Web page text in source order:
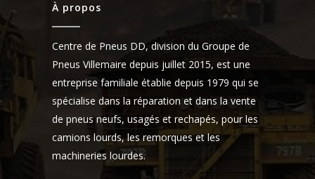
À propos
Centre de Pneus DD, division du Groupe de
Pneus Villemaire depuis juillet 2015, est une
entreprise familiale établie depuis 1979 qui se
spécialise dans la réparation et dans la vente
de pneus neufs, usagés et rechapés, pour les
camions lourds, les remorques et les
machineries lourdes.